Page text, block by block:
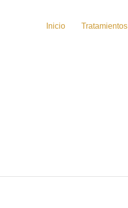
Inicio Tratamientos